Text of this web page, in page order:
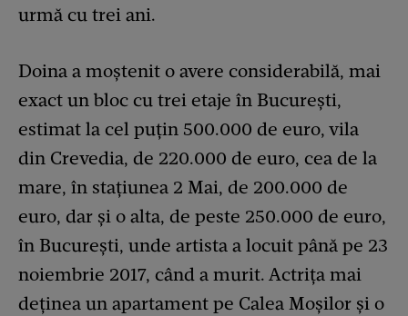
urmă cu trei ani.
Doina a moştenit o avere considerabilă, mai
exact un bloc cu trei etaje în Bucureşti,
estimat la cel puţin 500.000 de euro, vila
din Crevedia, de 220.000 de euro, cea de la
mare, în staţiunea 2 Mai, de 200.000 de
euro, dar şi o alta, de peste 250.000 de euro,
în București, unde artista a locuit până pe 23
noiembrie 2017, când a murit. Actriţa mai
deţinea un apartament pe Calea Moşilor şi o